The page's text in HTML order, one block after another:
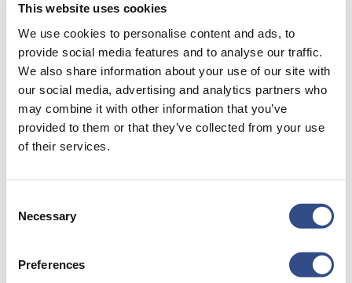
This website uses cookies
We use cookies to personalise content and ads, to
provide social media features and to analyse our traffic.
We also share information about your use of our site with
our social media, advertising and analytics partners who
may combine it with other information that you’ve
provided to them or that they’ve collected from your use
of their services.
Selection
Necessary
Preferences
Recente berichten
Trainingsvlucht 4 augustus
Nieuwe AI-primeur voor Maastricht Aachen Airport:
intelligent exoskelet ondersteunt vrachtafhandeling
Trainingsvlucht KLM